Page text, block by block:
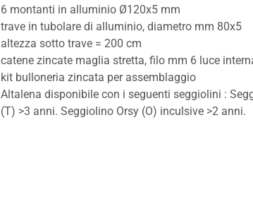
6 montanti in alluminio Ø120x5 mm
trave in tubolare di alluminio, diametro mm 80x5
altezza sotto trave = 200 cm
catene zincate maglia stretta, filo mm 6 luce
kit bulloneria zincata per assemblaggio
Altalena disponibile con i seguenti seggiolini :
(T) >3 anni. Seggiolino Orsy (O) inculsive >2 anni.